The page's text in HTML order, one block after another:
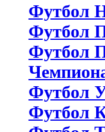
Футбол
Футбол
Футбол
Футбол
Футбол